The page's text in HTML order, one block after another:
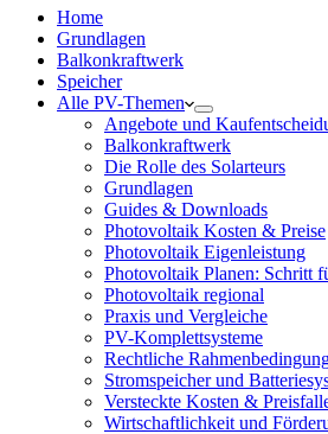
Home
Grundlagen
Balkonkraftwerk
Speicher
Alle PV-Themen
Angebote und
Balkonkraftwerk
Die Rolle des Solarteurs
Grundlagen
Guides & Downloads
Photovoltaik Kosten & Preise
Photovoltaik Eigenleistung
Photovoltaik Planen: Schritt
Photovoltaik regional
Praxis und Vergleiche
PV-Komplettsysteme
Rechtliche
Stromspeicher und
Versteckte Kosten &
Wirtschaftlichkeit und